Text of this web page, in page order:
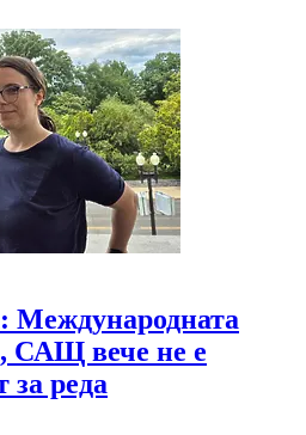
Международната
САЩ вече не е
за реда